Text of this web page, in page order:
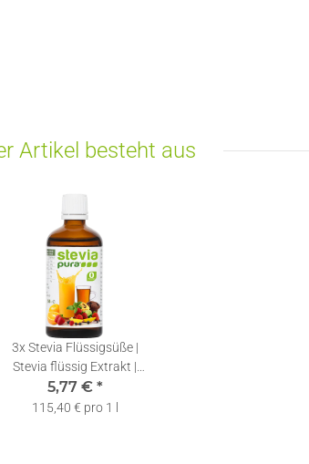
Artikel besteht aus
3x Stevia Flüssigsüße |
Stevia flüssig Extrakt |
Stevia Drops | 50ml
5,77 € *
115,40 € pro 1 l